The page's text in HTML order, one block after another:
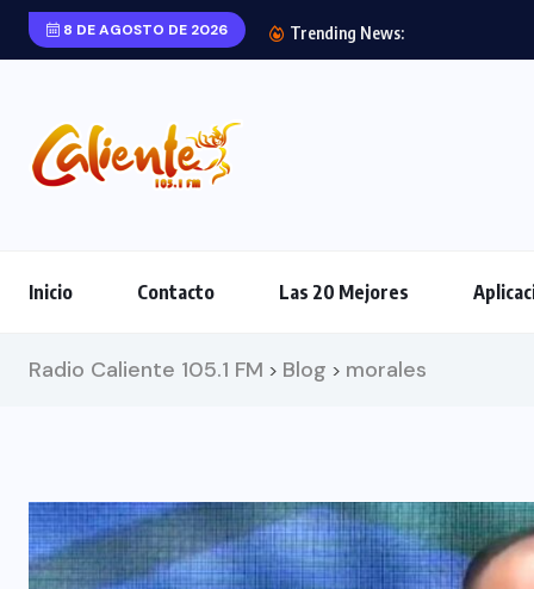
8 DE AGOSTO DE 2026 Trending News:
Inicio Contacto Las 20 Mejores
Radio Caliente 105.1 FM > Blog > morales